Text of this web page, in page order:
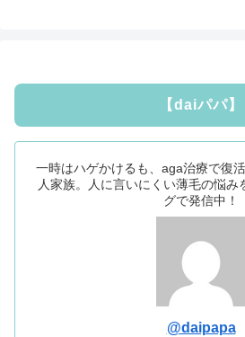
【daiパパ】
一時はハゲかけるも、aga治療で復
人家族。人に言いにくい薄毛の悩み
グで発信中！
@daipapa